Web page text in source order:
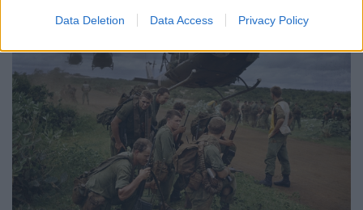
Data Deletion Data Access Privacy Policy